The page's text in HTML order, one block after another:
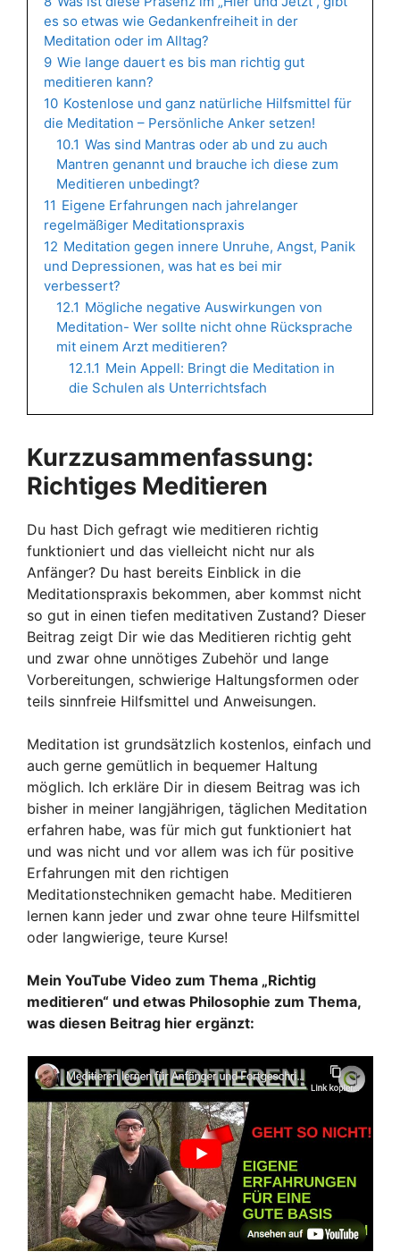
es so etwas wie Gedankenfreiheit in der
Meditation oder im Alltag?
9 Wie lange dauert es bis man richtig gut
meditieren kann?
10 Kostenlose und ganz natürliche Hilfsmittel für
die Meditation – Persönliche Anker setzen!
10.1 Was sind Mantras oder ab und zu auch
Mantren genannt und brauche ich diese zum
Meditieren unbedingt?
11 Eigene Erfahrungen nach jahrelanger
regelmäßiger Meditationspraxis
12 Meditation gegen innere Unruhe, Angst, Panik
und Depressionen, was hat es bei mir
verbessert?
12.1 Mögliche negative Auswirkungen von
Meditation- Wer sollte nicht ohne Rücksprache
mit einem Arzt meditieren?
12.1.1 Mein Appell: Bringt die Meditation in
die Schulen als Unterrichtsfach
Kurzzusammenfassung:
Richtiges Meditieren
Du hast Dich gefragt wie meditieren richtig
funktioniert und das vielleicht nicht nur als
Anfänger? Du hast bereits Einblick in die
Meditationspraxis bekommen, aber kommst nicht
so gut in einen tiefen meditativen Zustand? Dieser
Beitrag zeigt Dir wie das Meditieren richtig geht
und zwar ohne unnötiges Zubehör und lange
Vorbereitungen, schwierige Haltungsformen oder
teils sinnfreie Hilfsmittel und Anweisungen.
Meditation ist grundsätzlich kostenlos, einfach und
auch gerne gemütlich in bequemer Haltung
möglich. Ich erkläre Dir in diesem Beitrag was ich
bisher in meiner langjährigen, täglichen Meditation
erfahren habe, was für mich gut funktioniert hat
und was nicht und vor allem was ich für positive
Erfahrungen mit den richtigen
Meditationstechniken gemacht habe. Meditieren
lernen kann jeder und zwar ohne teure Hilfsmittel
oder langwierige, teure Kurse!
Mein YouTube Video zum Thema „Richtig
meditieren“ und etwas Philosophie zum Thema,
was diesen Beitrag hier ergänzt: